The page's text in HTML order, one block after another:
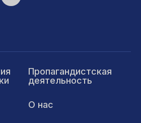
Пропагандистская
деятельность
О нас